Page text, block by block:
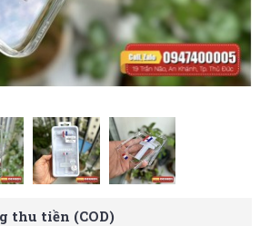
thu tiền (COD)